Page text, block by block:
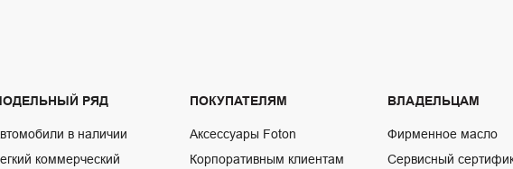
РЯД
в наличии
коммерческий
ПОКУПАТЕЛЯМ
Аксессуары Foton
Корпоративным клиентам
ВЛАДЕЛЬЦАМ
Фирменное масло
Сервисный